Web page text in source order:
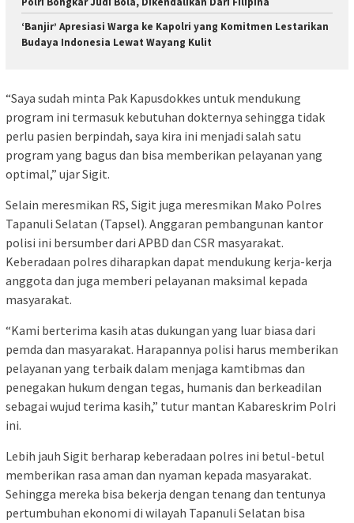
‘Banjir’ Apresiasi Warga ke Kapolri yang Komitmen Lestarikan
Budaya Indonesia Lewat Wayang Kulit
“Saya sudah minta Pak Kapusdokkes untuk mendukung
program ini termasuk kebutuhan dokternya sehingga tidak
perlu pasien berpindah, saya kira ini menjadi salah satu
program yang bagus dan bisa memberikan pelayanan yang
optimal,” ujar Sigit.
Selain meresmikan RS, Sigit juga meresmikan Mako Polres
Tapanuli Selatan (Tapsel). Anggaran pembangunan kantor
polisi ini bersumber dari APBD dan CSR masyarakat.
Keberadaan polres diharapkan dapat mendukung kerja-kerja
anggota dan juga memberi pelayanan maksimal kepada
masyarakat.
“Kami berterima kasih atas dukungan yang luar biasa dari
pemda dan masyarakat. Harapannya polisi harus memberikan
pelayanan yang terbaik dalam menjaga kamtibmas dan
penegakan hukum dengan tegas, humanis dan berkeadilan
sebagai wujud terima kasih,” tutur mantan Kabareskrim Polri
ini.
Lebih jauh Sigit berharap keberadaan polres ini betul-betul
memberikan rasa aman dan nyaman kepada masyarakat.
Sehingga mereka bisa bekerja dengan tenang dan tentunya
pertumbuhan ekonomi di wilayah Tapanuli Selatan bisa